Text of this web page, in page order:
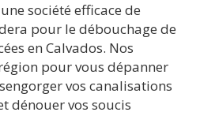
société efficace de
pour le débouchage de
en Calvados. Nos
pour vous dépanner
vos canalisations
dénouer vos soucis